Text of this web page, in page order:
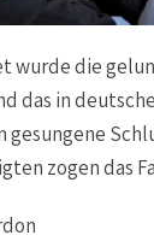
wurde die
das in
gesungene
zogen das